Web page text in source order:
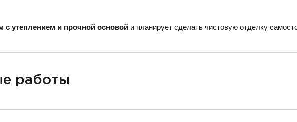
утеплением и прочной основой и планирует сделать чистовую отделку
работы